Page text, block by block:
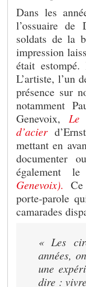
Dans les
l’ossuaire de
soldats de la
impression
était
L’artiste, l’un
présence sur
notamment
Genevoix,
Le
d’acier
mettant en
documenter
également
Genevoix). Ce
porte-parole
camarades
« Les
années,
une
dire :